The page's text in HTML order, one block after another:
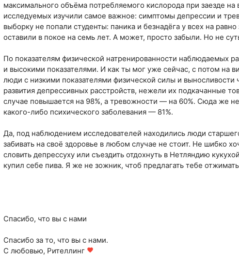
максимального объёма потребляемого кислорода при заезде
исследуемых изучили самое важное: симптомы депрессии и
выборку не попали студенты: паника и безнадёга у всех на
оставили в покое на семь лет. А может, просто забыли. Но не
По показателям физической натренированности наблюдаемых
и высокими показателями. И как ты мог уже сейчас, с потом на
люди с низкими показателями физической силы и
развития депрессивных расстройств, нежели их подкачанные
случае повышается на 98%, а тревожности — на 60%. Сюда же
какого-либо психического заболевания — 81%.
Да, под наблюдением исследователей находились люди
забивать на своё здоровье в любом случае не стоит. Не шибко
словить депрессуху или съездить отдохнуть в Нетляндию
купил себе пива. Я же не зожник, чтоб предлагать тебе
Спасибо, что вы с нами
Спасибо за то, что вы с нами.
С любовью, Рителлинг favorite